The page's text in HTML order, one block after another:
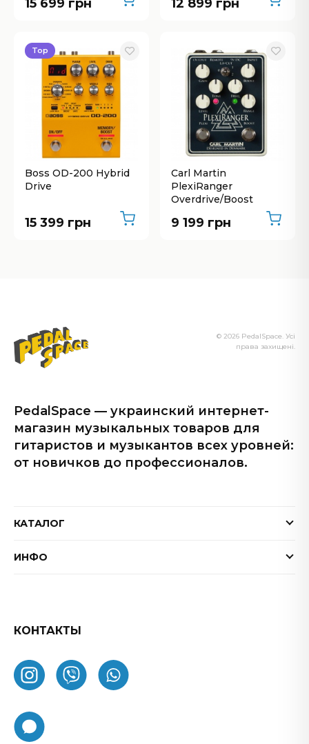
15 699 грн 12 899 грн
Top
Boss OD-200 Hybrid
Drive
15 399 грн
Carl Martin
PlexiRanger
Overdrive/Boost
9 199 грн
PedalSpace — украинский интернет-
магазин музыкальных товаров для
гитаристов и музыкантов всех уровней:
от новичков до профессионалов.
© 2026 PedalSpace. Усі
права захищені.
КАТАЛОГ
Электрогитары
Усилители
Комбоусилители
ИНФО
Обмен и возврат товара
Как заказать
КОНТАКТЫ